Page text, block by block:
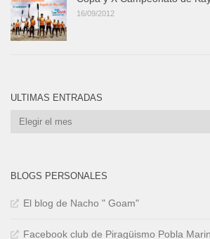
16/09/2012
ULTIMAS ENTRADAS
Ultimas
BLOGS PERSONALES
El blog de Nacho " Goam"
Facebook club de Piragüismo Pobla